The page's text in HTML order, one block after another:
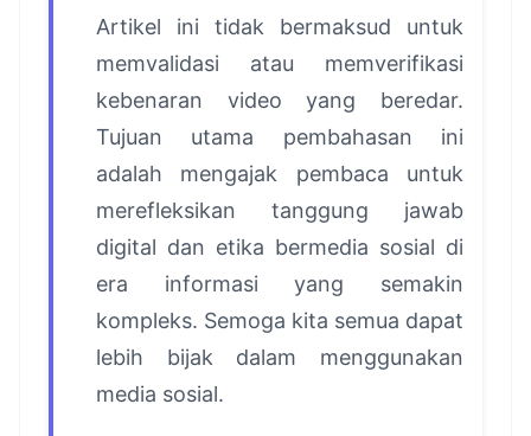
Artikel ini tidak bermaksud untuk
memvalidasi atau memverifikasi
kebenaran video yang beredar.
Tujuan utama pembahasan ini
adalah mengajak pembaca untuk
merefleksikan tanggung jawab
digital dan etika bermedia sosial di
era informasi yang semakin
kompleks. Semoga kita semua dapat
lebih bijak dalam menggunakan
media sosial.